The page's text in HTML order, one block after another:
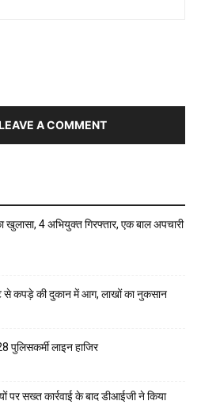
A COMMENT
खुलासा, 4 अभियुक्त गिरफ्तार, एक बाल अपचारी
से कपड़े की दुकान में आग, लाखों का नुकसान
पुलिसकर्मी लाइन हाजिर
पर सख्त कार्रवाई के बाद डीआईजी ने किया